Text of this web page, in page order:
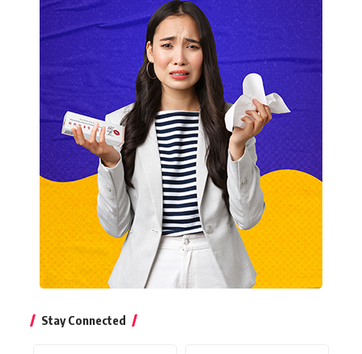
Stay Connected